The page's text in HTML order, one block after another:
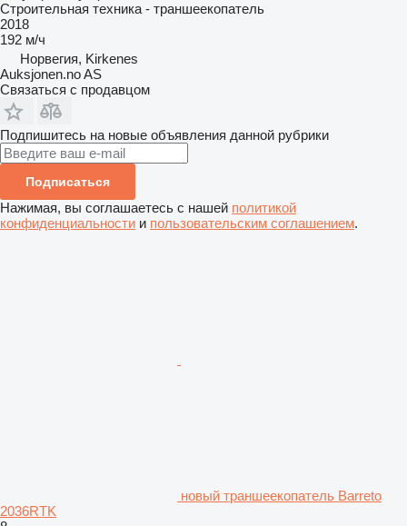
Строительная техника - траншеекопатель
2018
192 м/ч
Норвегия, Kirkenes
Auksjonen.no AS
Связаться с продавцом
Подпишитесь на новые объявления данной рубрики
Подписаться
Нажимая, вы соглашаетесь с нашей политикой
конфиденциальности и пользовательским соглашением.
новый траншеекопатель Barreto
2036RTK